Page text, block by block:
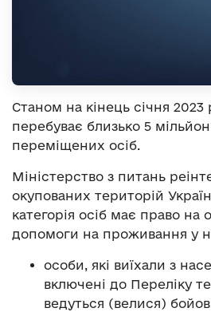
Станом на кінець січня 2023
перебуває близько 5
переміщених осіб.
Міністерство з питань
окупованих територій
категорія осіб має право на
допомоги на проживання у
особи, які виїхали з
включені до Переліку
ведуться (велися)